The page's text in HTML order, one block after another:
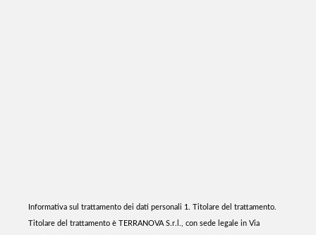
Informativa sul trattamento dei dati personali 1. Titolare del trattamento.
Titolare del trattamento è TERRANOVA S.r.l., con sede legale in Via